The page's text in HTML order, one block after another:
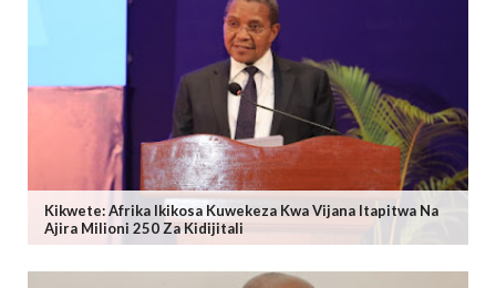
Kikwete: Afrika Ikikosa Kuwekeza Kwa Vijana Itapitwa Na
Ajira Milioni 250 Za Kidijitali